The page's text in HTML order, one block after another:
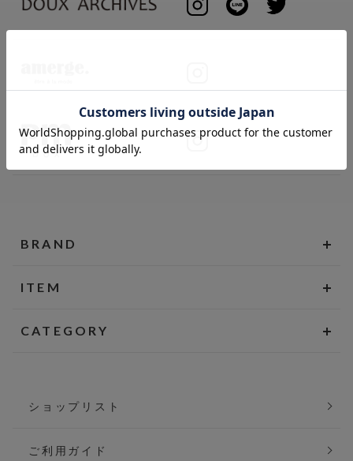
BRAND
ITEM
CATEGORY
ショップリスト
ご利用ガイド